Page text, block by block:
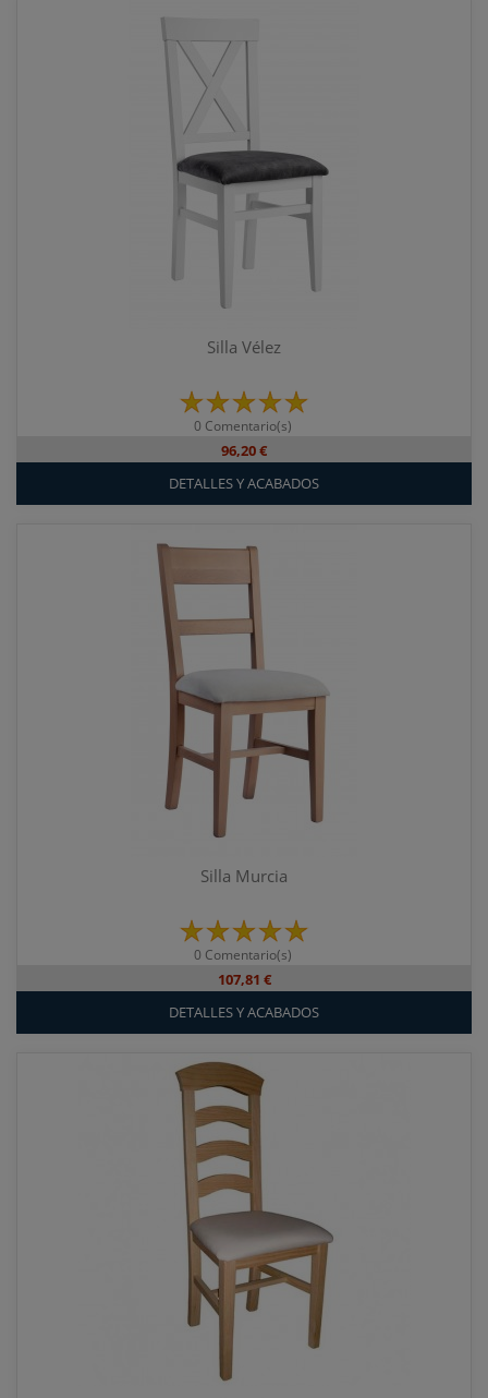
Silla Vélez
0 Comentario(s)
96,20 €
DETALLES Y ACABADOS
Silla Murcia
0 Comentario(s)
107,81 €
DETALLES Y ACABADOS